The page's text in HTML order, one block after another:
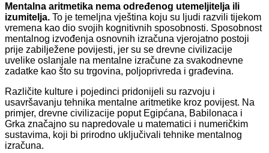
Mentalna aritmetika nema određenog utemeljitelja ili
izumitelja. To je temeljna vještina koju su ljudi razvili tijekom
vremena kao dio svojih kognitivnih sposobnosti. Sposobnost
mentalnog izvođenja osnovnih izračuna vjerojatno postoji
prije zabilježene povijesti, jer su se drevne civilizacije
uvelike oslanjale na mentalne izračune za svakodnevne
zadatke kao što su trgovina, poljoprivreda i građevina.
Različite kulture i pojedinci pridonijeli su razvoju i
usavršavanju tehnika mentalne aritmetike kroz povijest. Na
primjer, drevne civilizacije poput Egipćana, Babilonaca i
Grka značajno su napredovale u matematici i numeričkim
sustavima, koji bi prirodno uključivali tehnike mentalnog
izračuna.